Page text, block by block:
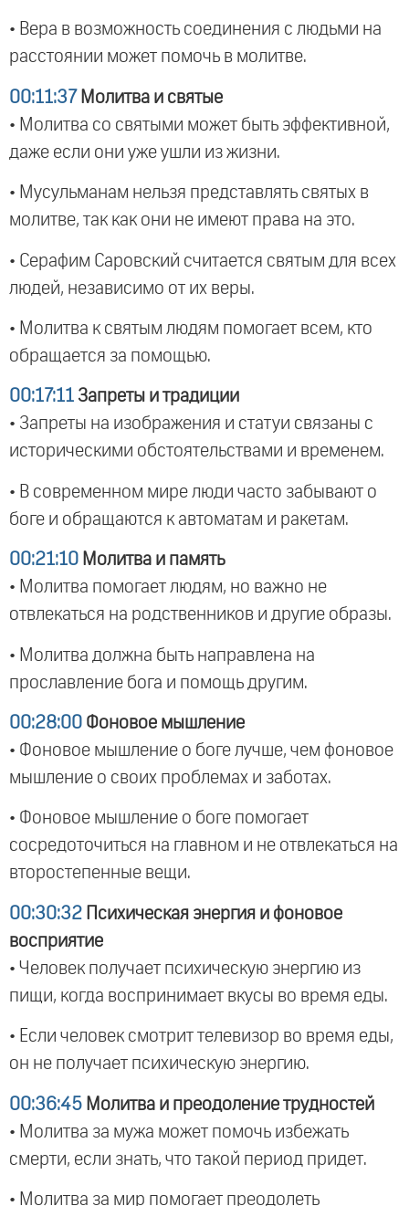
• Вера в возможность соединения с людьми на
расстоянии может помочь в молитве.
00:11:37 Молитва и святые
• Молитва со святыми может быть эффективной,
даже если они уже ушли из жизни.
• Мусульманам нельзя представлять святых в
молитве, так как они не имеют права на это.
• Серафим Саровский считается святым для всех
людей, независимо от их веры.
• Молитва к святым людям помогает всем, кто
обращается за помощью.
00:17:11 Запреты и традиции
• Запреты на изображения и статуи связаны с
историческими обстоятельствами и временем.
• В современном мире люди часто забывают о
боге и обращаются к автоматам и ракетам.
00:21:10 Молитва и память
• Молитва помогает людям, но важно не
отвлекаться на родственников и другие образы.
• Молитва должна быть направлена на
прославление бога и помощь другим.
00:28:00 Фоновое мышление
• Фоновое мышление о боге лучше, чем фоновое
мышление о своих проблемах и заботах.
• Фоновое мышление о боге помогает
сосредоточиться на главном и не отвлекаться на
второстепенные вещи.
00:30:32 Психическая энергия и фоновое
восприятие
• Человек получает психическую энергию из
пищи, когда воспринимает вкусы во время еды.
• Если человек смотрит телевизор во время еды,
он не получает психическую энергию.
00:36:45 Молитва и преодоление трудностей
• Молитва за мужа может помочь избежать
смерти, если знать, что такой период придет.
• Молитва за мир помогает преодолеть